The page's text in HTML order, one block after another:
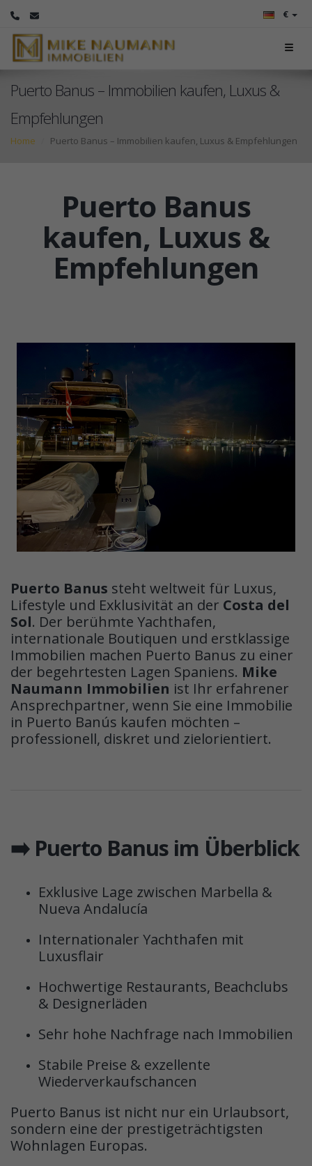
€
Puerto Banus – Immobilien kaufen, Luxus &
Empfehlungen
Home Puerto Banus – Immobilien kaufen, Luxus & Empfehlungen
Puerto Banus
kaufen, Luxus &
Empfehlungen
Puerto Banus steht weltweit für Luxus,
Lifestyle und Exklusivität an der Costa del
Sol. Der berühmte Yachthafen,
internationale Boutiquen und erstklassige
Immobilien machen Puerto Banus zu einer
der begehrtesten Lagen Spaniens. Mike
Naumann Immobilien ist Ihr erfahrener
Ansprechpartner, wenn Sie eine Immobilie
in Puerto Banús kaufen möchten –
professionell, diskret und zielorientiert.
➡️ Puerto Banus im Überblick
Exklusive Lage zwischen Marbella &
Nueva Andalucía
Internationaler Yachthafen mit
Luxusflair
Hochwertige Restaurants, Beachclubs
& Designerläden
Sehr hohe Nachfrage nach Immobilien
Stabile Preise & exzellente
Wiederverkaufschancen
Puerto Banus ist nicht nur ein Urlaubsort,
sondern eine der prestigeträchtigsten
Wohnlagen Europas.